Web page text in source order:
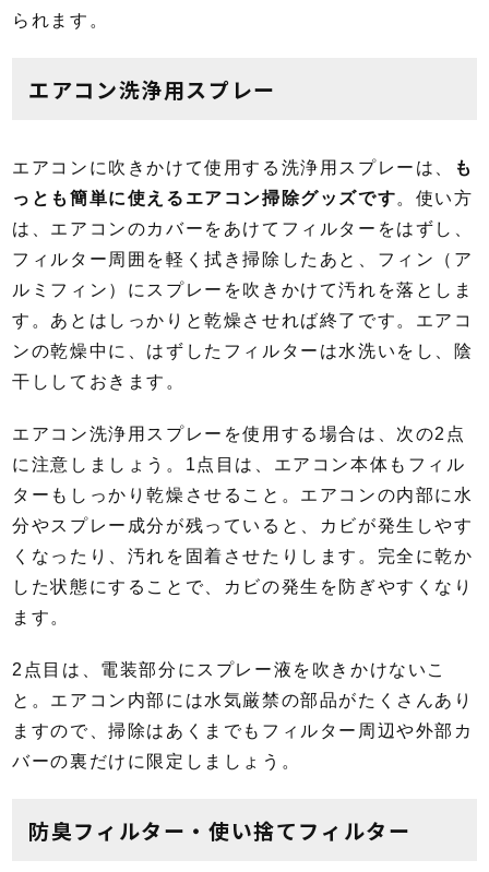
られます。
エアコン洗浄用スプレー
エアコンに吹きかけて使用する洗浄用スプレーは、
も
っとも簡単に使えるエアコン掃除グッズです。使い方
は、エアコンのカバーをあけてフィルターをはずし、
フィルター周囲を軽く拭き掃除したあと、フィン（ア
ルミフィン）にスプレーを吹きかけて汚れを落としま
す。あとはしっかりと乾燥させれば終了です。エアコ
ンの乾燥中に、はずしたフィルターは水洗いをし、陰
干ししておきます。
エアコン洗浄用スプレーを使用する場合は、次の2点
に注意しましょう。1点目は、エアコン本体もフィル
ターもしっかり乾燥させること。エアコンの内部に水
分やスプレー成分が残っていると、カビが発生しやす
くなったり、汚れを固着させたりします。完全に乾か
した状態にすることで、カビの発生を防ぎやすくなり
ます。
2点目は、電装部分にスプレー液を吹きかけないこ
と。エアコン内部には水気厳禁の部品がたくさんあり
ますので、掃除はあくまでもフィルター周辺や外部カ
バーの裏だけに限定しましょう。
防臭フィルター・使い捨てフィルター